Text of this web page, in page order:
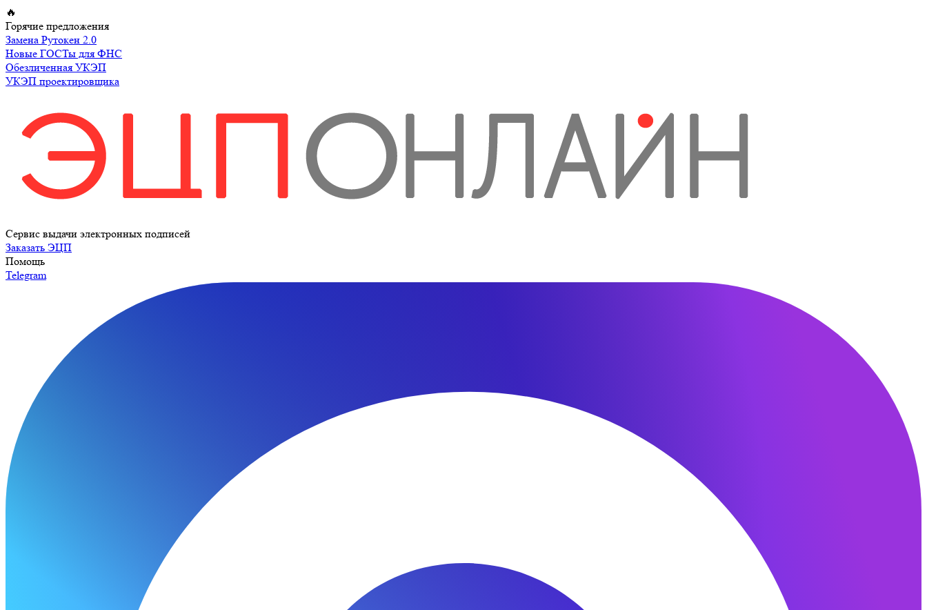
Перейти
к
содержимому
🔥
Горячие предложения
Замена Рутокен 2.0
Новые ГОСТы для ФНС
Обезличенная УКЭП
УКЭП проектировщика
Сервис выдачи электронных подписей
Заказать ЭЦП
Помощь
Telegram